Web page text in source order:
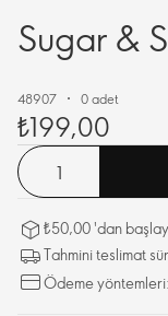
Sugar &
48907 0 adet
₺199,00
₺50,00 'dan
Tahmini teslimat
Ödeme yöntemleri: